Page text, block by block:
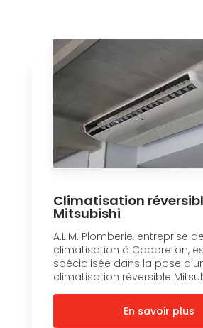
Climatisation
Mitsubishi
A.L.M. Plomberie, entreprise de
climatisation à Capbreton,
spécialisée dans la pose
climatisation réversible
En savoir plus